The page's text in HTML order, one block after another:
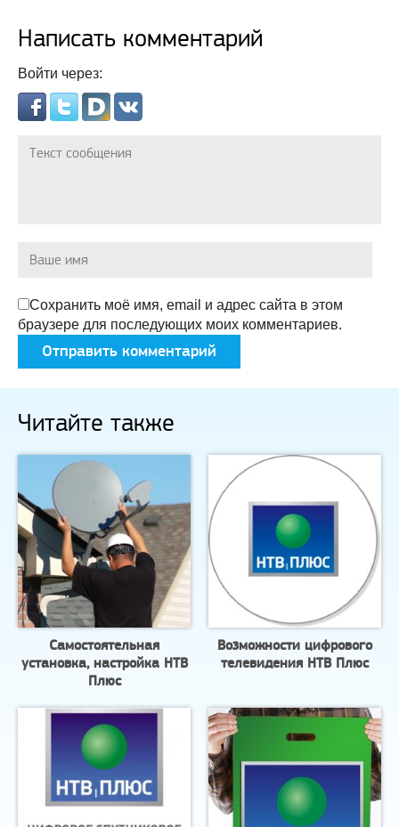
Написать комментарий
Войти через:
Сохранить моё имя, email и адрес сайта в этом
браузере для последующих моих комментариев.
Читайте также
Самостоятельная
установка, настройка НТВ
Плюс
Возможности цифрового
телевидения НТВ Плюс